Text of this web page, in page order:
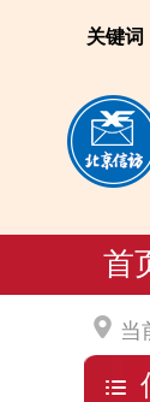
关键词
首
当